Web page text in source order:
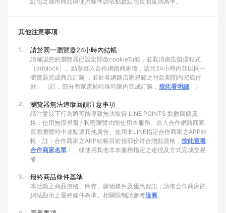
其他注意事項
1. 請於同一瀏覽器24小時內結帳
請確認您的瀏覽器已設定開啟cookie功能，並取消廣告阻擋程式
（adblock）。點擊進入合作網路商家後，請於24小時內並以同一
瀏覽器完成商品訂購 ，並於各網路店家規範之付款期間內完成付
款。 （註：部分商家需於特殊時限內完成訂購， 按此看明細。）
2. 瀏覽器無法追蹤回饋注意事項
請注意以下行為將可能導致無法取得 LINE POINTS 點數回饋資
格：使用無痕視窗 / 私密瀏覽功能使用本服務、進入合作網路商家
頁面瀏覽時中途點選其他廣告、使用非LINE指定合作商家之APP結
帳﹙註：合作商家之APP結帳目前僅部份符合贈點資格， 按此查看
合作商家名單 ﹚、或使用其他非本服務指定之途徑及方式完成交易
者。
3. 最終商品條件基準
本活動之商品價格、庫存、購物條件及優惠資訊，請依合作商家的
網站顯示之最終條件為準。相關限制請參考這裏。